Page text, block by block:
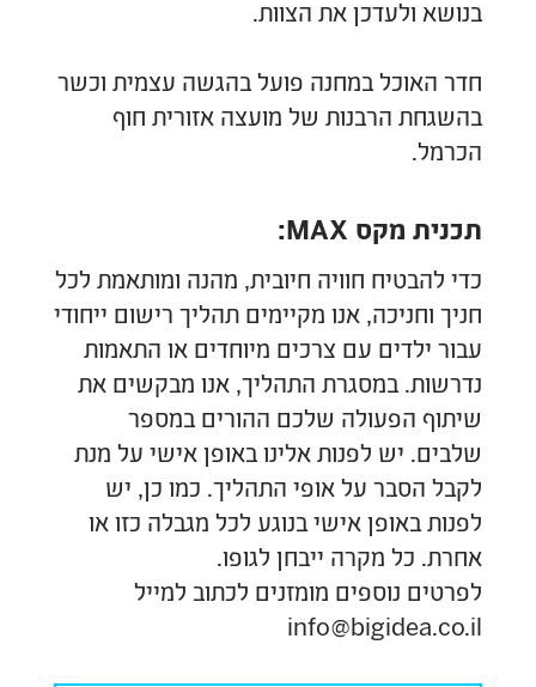
בנושא ולעדכן את הצוות.
חדר האוכל במחנה פועל בהגשה עצמית וכשר
בהשגחת הרבנות של מועצה אזורית חוף
הכרמל.
תכנית מקס MAX:
כדי להבטיח חוויה חיובית, מהנה ומותאמת לכל
חניך וחניכה, אנו מקיימים תהליך רישום ייחודי
עבור ילדים עם צרכים מיוחדים או התאמות
נדרשות. במסגרת התהליך, אנו מבקשים את
שיתוף הפעולה שלכם ההורים במספר
שלבים. יש לפנות אלינו באופן אישי על מנת
לקבל הסבר על אופי התהליך. כמו כן, יש
לפנות באופן אישי בנוגע לכל מגבלה כזו או
אחרת. כל מקרה ייבחן לגופו.
לפרטים נוספים מומזנים לכתוב למייל
info@bigidea.co.il